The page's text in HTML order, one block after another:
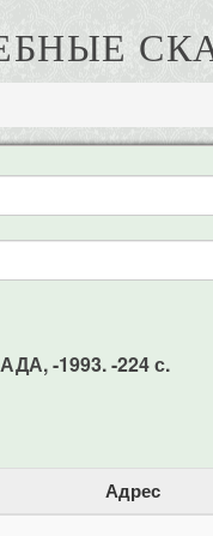
-1993. -224 с.
Адрес